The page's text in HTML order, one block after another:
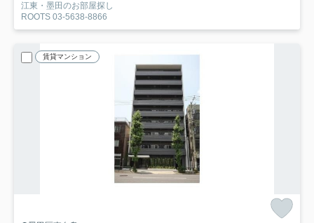
江東・墨田のお部屋探し
ROOTS 03-5638-8866
賃貸マンション